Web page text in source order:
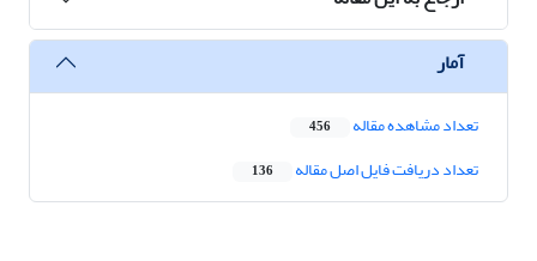
آمار
تعداد مشاهده مقاله 456
تعداد دریافت فایل اصل مقاله 136